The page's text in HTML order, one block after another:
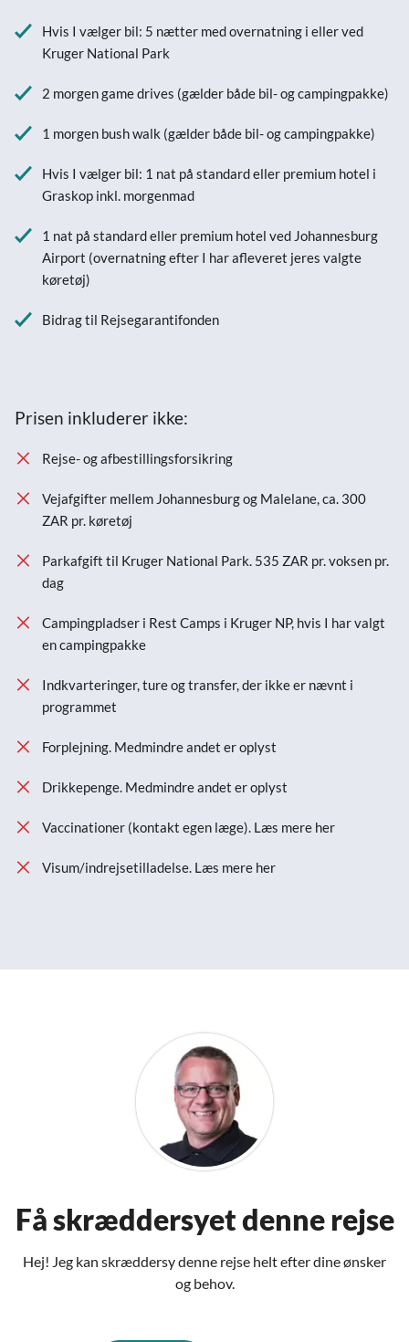
Hvis I vælger bil: 5 nætter med overnatning i eller ved
Kruger National Park
2 morgen game drives (gælder både bil- og campingpakke)
1 morgen bush walk (gælder både bil- og campingpakke)
Hvis I vælger bil: 1 nat på standard eller premium hotel i
Graskop inkl. morgenmad
1 nat på standard eller premium hotel ved Johannesburg
Airport (overnatning efter I har afleveret jeres valgte
køretøj)
Bidrag til Rejsegarantifonden
Prisen inkluderer ikke:
Rejse- og afbestillingsforsikring
Vejafgifter mellem Johannesburg og Malelane, ca. 300
ZAR pr. køretøj
Parkafgift til Kruger National Park. 535 ZAR pr. voksen pr.
dag
Campingpladser i Rest Camps i Kruger NP, hvis I har valgt
en campingpakke
Indkvarteringer, ture og transfer, der ikke er nævnt i
programmet
Forplejning. Medmindre andet er oplyst
Drikkepenge. Medmindre andet er oplyst
Vaccinationer (kontakt egen læge). Læs mere her
Visum/indrejsetilladelse. Læs mere her
Få skræddersyet denne rejse
Hej! Jeg kan skræddersy denne rejse helt efter dine ønsker
og behov.